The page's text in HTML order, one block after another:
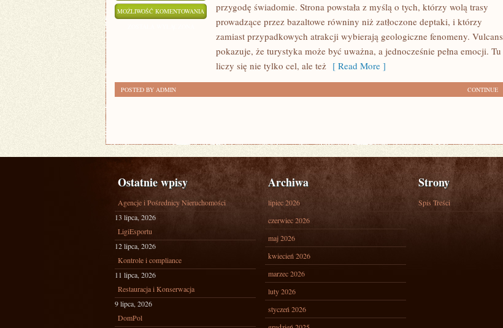
MOŻLIWOŚĆ KOMENTOWANIA PODWODNE
CUDA
przygodę świadomie. Strona powstała z myślą o tych, którzy wolą trasy
prowadzące przez bazaltowe równiny niż zatłoczone deptaki, i którzy
zamiast przypadkowych atrakcji wybierają geologiczne fenomeny. Vulcans
pokazuje, że turystyka może być uważna, a jednocześnie pełna emocji. Tu
liczy się nie tylko cel, ale też [ Read More ]
CONTINUE
POSTED BY ADMIN
Ostatnie wpisy
Agencje i Pośrednicy Nieruchomości
13 lipca, 2026
LigiEsportu
12 lipca, 2026
Kontrole i compliance
11 lipca, 2026
Restauracja i Konserwacja
9 lipca, 2026
DomPol
Archiwa
lipiec 2026
czerwiec 2026
maj 2026
kwiecień 2026
marzec 2026
luty 2026
styczeń 2026
Strony
Spis Treści